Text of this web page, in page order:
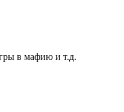
в мафию и т.д.